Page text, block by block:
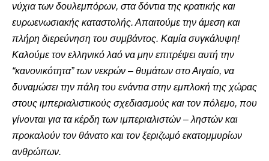
νύχια των δουλεμπόρων, στα δόντια της κρατικής και
ευρωενωσιακής καταστολής. Απαιτούμε την άμεση και
πλήρη διερεύνηση του συμβάντος. Καμία συγκάλυψη!
Καλούμε τον ελληνικό λαό να μην επιτρέψει αυτή την
“κανονικότητα” των νεκρών – θυμάτων στο Αιγαίο, να
δυναμώσει την πάλη του ενάντια στην εμπλοκή της χώρας
στους ιμπεριαλιστικούς σχεδιασμούς και τον πόλεμο, που
γίνονται για τα κέρδη των ιμπεριαλιστών – ληστών και
προκαλούν τον θάνατο και τον ξεριζωμό εκατομμυρίων
ανθρώπων.